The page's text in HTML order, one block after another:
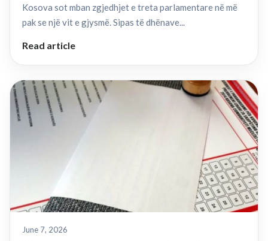
Kosova sot mban zgjedhjet e treta parlamentare në më
pak se një vit e gjysmë. Sipas të dhënave...
Read article
June 7, 2026